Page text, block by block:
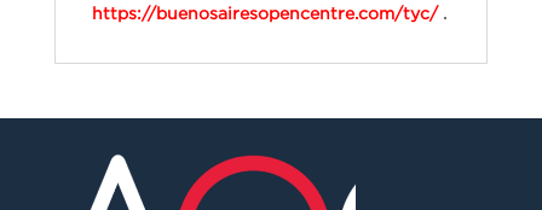
https://buenosairesopencentre.com/tyc/.